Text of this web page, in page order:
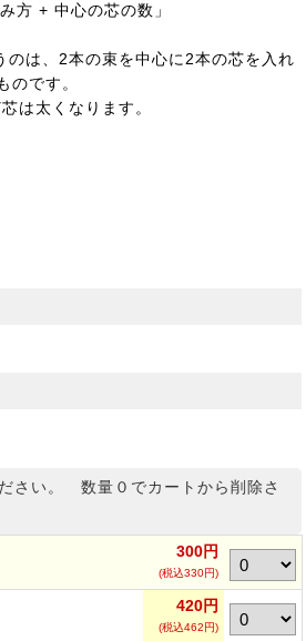
方 + 中心の芯の数」
のは、2本の束を中心に2本の芯を入れ
のです。
は太くなります。
さい。 数量０でカートから削除さ
300円
(税込330円)
420円
(税込462円)